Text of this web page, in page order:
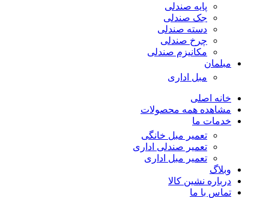
پایه صندلی
جک صندلی
دسته صندلی
چرخ صندلی
مکانیزم صندلی
مبلمان
مبل اداری
خانه اصلی
مشاهده همه محصولات
خدمات ما
تعمیر مبل خانگی
تعمیر صندلی اداری
تعمیر مبل اداری
وبلاگ
درباره نشین کالا
تماس با ما